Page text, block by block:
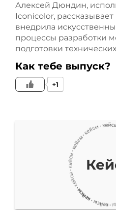
«Актив
рынке с 2021
в 2024 году 5
сотрудников.
микробизнес,
менее
Алексей Дюндин,
Iconicolor,
внедрила
процессы разработки
подготовки
Как тебе выпуск?
+1